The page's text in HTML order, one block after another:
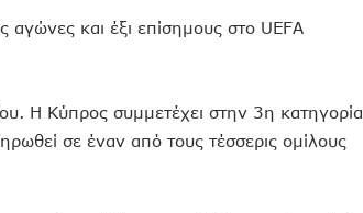
αγώνες και έξι επίσημους στο UEFA
Η Κύπρος συμμετέχει στην 3η κατηγορία
σε έναν από τους τέσσερις ομίλους